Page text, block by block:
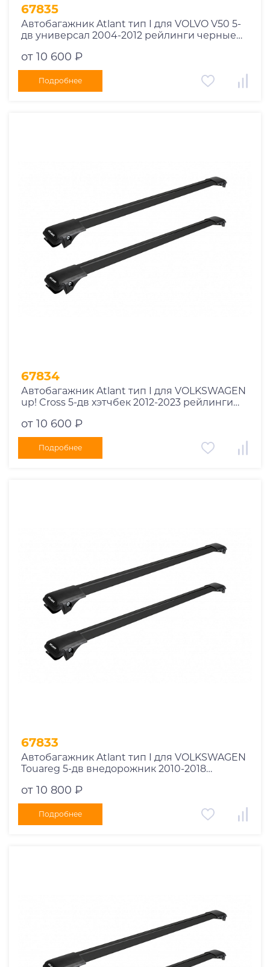
67835
Автобагажник Atlant тип I для VOLVO V50 5-
дв универсал 2004-2012 рейлинги черные
от 10 600 ₽
Подробнее
67834
Автобагажник Atlant тип I для VOLKSWAGEN
up! Cross 5-дв хэтчбек 2012-2023 рейлинги
от 10 600 ₽
Подробнее
67833
Автобагажник Atlant тип I для VOLKSWAGEN
Touareg 5-дв внедорожник 2010-2018
10002+11116+11115
от 10 800 ₽
Подробнее